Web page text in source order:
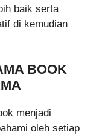
baik serta
di kemudian
BOOK
menjadi
oleh setiap